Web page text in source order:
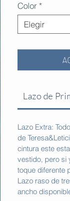
Color *
Elegir
Lazo de
Lazo Extra:
de
cintura este
vestido, pero si
toque diferente
Lazo raso de
ancho